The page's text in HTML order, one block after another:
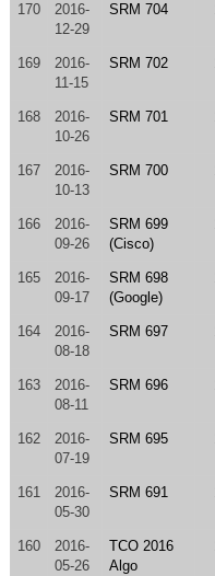
170
2016-
12-29
SRM 704
169
2016-
11-15
SRM 702
168
2016-
10-26
SRM 701
167
2016-
10-13
SRM 700
166
2016-
09-26
SRM 699
(Cisco)
165
2016-
09-17
SRM 698
(Google)
164
2016-
08-18
SRM 697
163
2016-
08-11
SRM 696
162
2016-
07-19
SRM 695
161
2016-
05-30
SRM 691
160
2016-
05-26
TCO 2016
Algo